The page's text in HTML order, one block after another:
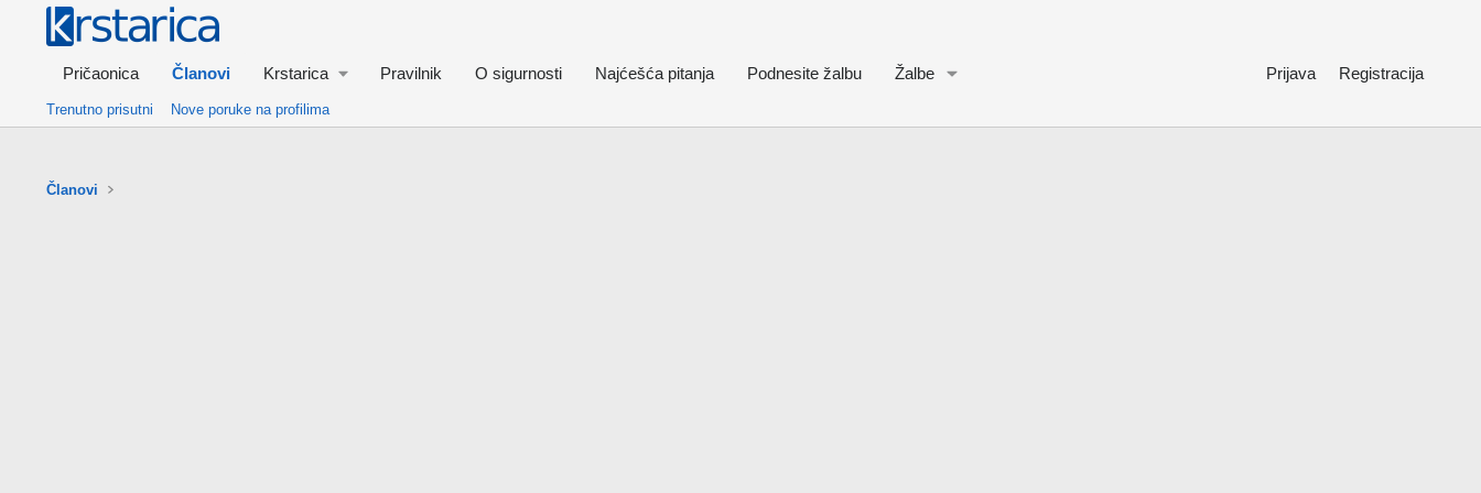
Pričaonica Članovi Krstarica Pravilnik O sigurnosti Najćešća pitanja Podnesite žalbu Žalbe Prijava Registracija
Trenutno prisutni Nove poruke na profilima
Članovi